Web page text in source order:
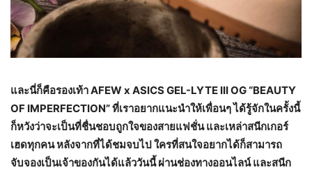
และนี่ก็คือรองเท้าAFEW x ASICS GEL-LYTE III OG “BEAUTY
OF IMPERFECTION”ที่เราอยากแนะนำให้เพื่อนๆ ได้รู้จักในครั้งนี้
ก็หวังว่าจะเป็นที่ชื่นชอบถูกใจของสายแฟชั่น และเหล่าสนีกเกอร์
เฮดทุกคน หลังจากที่ได้ชมจบไป ใครที่สนใจอยากได้ก็สามารถ
จับจองเป็นเจ้าของกันได้แล้ววันนี้ ผ่านช่องทางออนไลน์ และสนีก